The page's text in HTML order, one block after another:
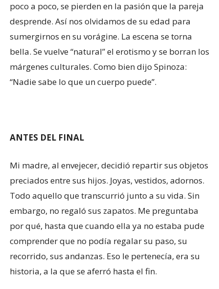
poco a poco, se pierden en la pasión que la pareja
desprende. Así nos olvidamos de su edad para
sumergirnos en su vorágine. La escena se torna
bella. Se vuelve “natural” el erotismo y se borran los
márgenes culturales. Como bien dijo Spinoza:
“Nadie sabe lo que un cuerpo puede”.
ANTES DEL FINAL
Mi madre, al envejecer, decidió repartir sus objetos
preciados entre sus hijos. Joyas, vestidos, adornos.
Todo aquello que transcurrió junto a su vida. Sin
embargo, no regaló sus zapatos. Me preguntaba
por qué, hasta que cuando ella ya no estaba pude
comprender que no podía regalar su paso, su
recorrido, sus andanzas. Eso le pertenecía, era su
historia, a la que se aferró hasta el fin.